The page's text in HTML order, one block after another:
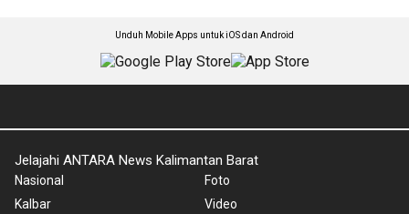
Unduh Mobile Apps untuk iOS dan Android
Jelajahi ANTARA News Kalimantan Barat
Nasional
Kalbar
Foto
Video